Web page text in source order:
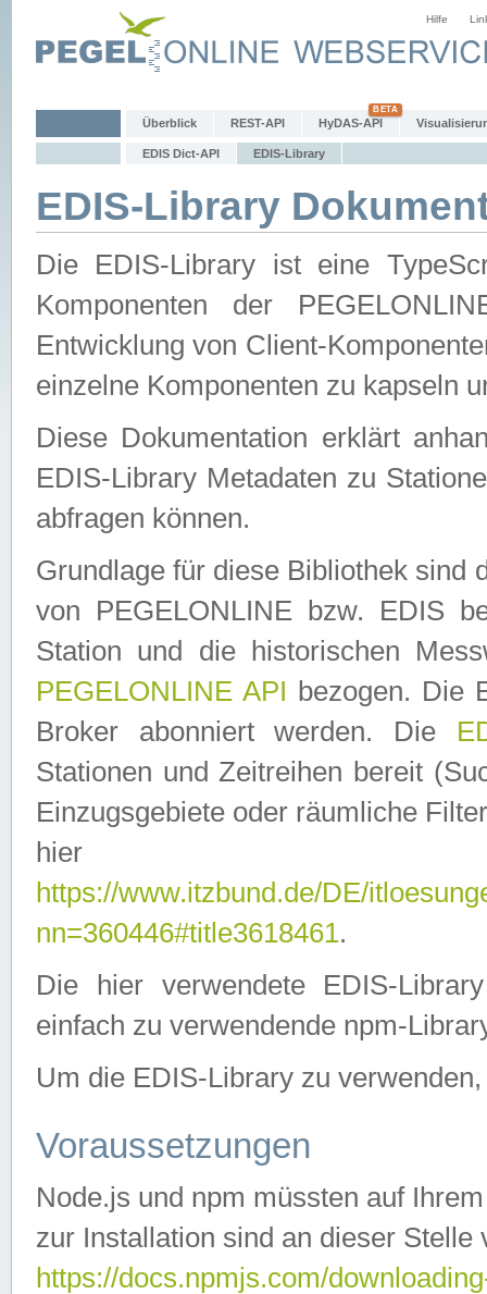
Hilfe
Überblick REST-API HyDAS-API
EDIS Dict-API EDIS-Library
EDIS-Library
Die EDIS-Library ist eine
Komponenten der
Entwicklung von Client-
einzelne Komponenten zu kapseln
Diese Dokumentation erklärt
EDIS-Library Metadaten zu
abfragen können.
Grundlage für diese Bibliothek sind
von PEGELONLINE bzw. EDIS
Station und die historischen
PEGELONLINE API bezogen. Die
Broker abonniert werden. Die
Stationen und Zeitreihen bereit
Einzugsgebiete oder räumliche
hier
https://www.itzbund.de/DE/
nn=360446#title3618461.
Die hier verwendete EDIS-
einfach zu verwendende npm-
Um die EDIS-Library zu
Voraussetzungen
Node.js und npm müssten auf
zur Installation sind an dieser Stelle
https://docs.npmjs.com/